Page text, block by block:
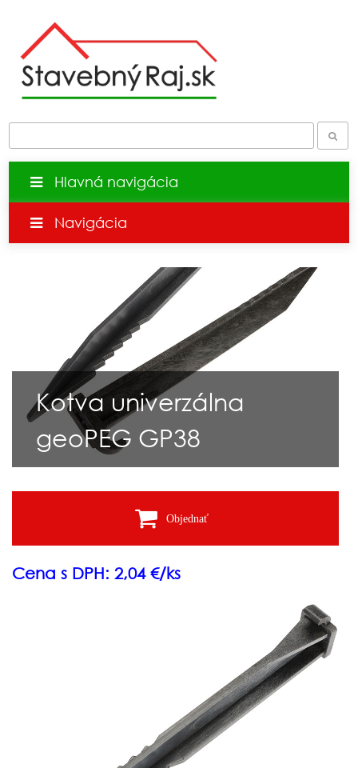
Hlavná navigácia
Navigácia
Kotva univerzálna
geoPEG GP38
Objednať
Cena s DPH: 2,04 €/ks